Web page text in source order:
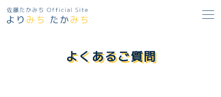
よくあるご質問